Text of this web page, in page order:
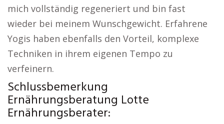
mich vollständig regeneriert und bin fast
wieder bei meinem Wunschgewicht. Erfahrene
Yogis haben ebenfalls den Vorteil, komplexe
Techniken in ihrem eigenen Tempo zu
verfeinern.
Schlussbemerkung
Ernährungsberatung Lotte
Ernährungsberater: